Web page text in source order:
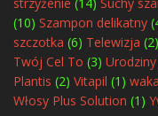
(10) Szampon delikatny
szczotka (6) Telewizja (2)
Twój Cel To (3) Urodziny
Plantis (2) Vitapil (1)
Włosy Plus Solution (1)